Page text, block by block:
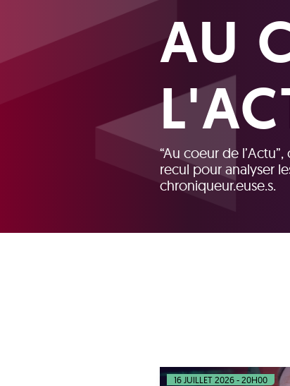
AU
“Au coeur de
recul pour analyser
chroniqueur.euse.s.
16 JUILLET 2026 - 20H00